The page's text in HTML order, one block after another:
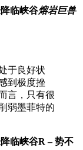
熔岩巨兽
于良好状
到极度挫
言，只有很
弱墨菲特的
R – 势不